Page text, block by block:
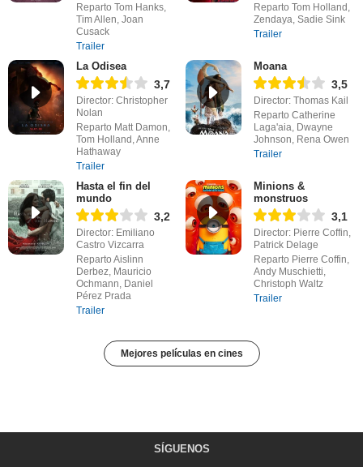
Reparto Tom Hanks,
Tim Allen, Joan
Cusack
Trailer
Reparto Tom Holland,
Zendaya, Sadie Sink
Trailer
La Odisea
3,7
Director: Christopher
Nolan
Reparto Matt Damon,
Tom Holland, Anne
Hathaway
Trailer
Moana
3,5
Director: Thomas Kail
Reparto Catherine
Laga'aia, Dwayne
Johnson, Rena Owen
Trailer
Hasta el fin del
mundo
3,2
Director: Emiliano
Castro Vizcarra
Reparto Aislinn
Derbez, Mauricio
Ochmann, Daniel
Pérez Prada
Trailer
Minions &
monstruos
3,1
Director: Pierre Coffin,
Patrick Delage
Reparto Pierre Coffin,
Andy Muschietti,
Christoph Waltz
Trailer
Mejores películas en cines
SÍGUENOS